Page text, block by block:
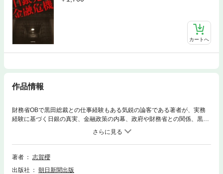
カートへ
作品情報
財務省OBで黒田総裁との仕事経験もある気鋭の論客である著者が、実務
経験に基づく日銀の真実、金融政策の内幕、政府や財務省との関係、黒田
総裁の人柄、世界経済への影響などをリアルな情報を交えてロジカルに解
説する。知られざる日銀の内部事情がわかる必読の書！
著者
志賀櫻
出版社
朝日新聞出版